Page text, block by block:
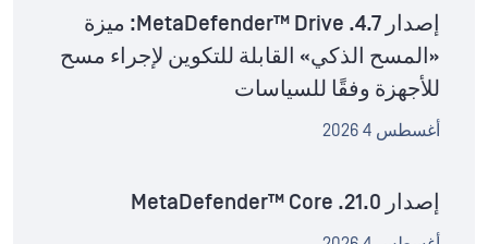
إصدار MetaDefender™ Drive .4.7: ميزة
«المسح الذكي» القابلة للتكوين لإجراء مسح
للأجهزة وفقًا للسياسات
أغسطس 4 2026
إصدار MetaDefender™ Core .21.0